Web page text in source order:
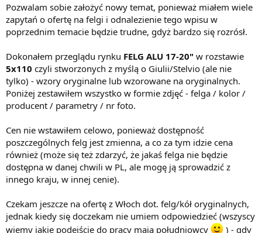
Pozwalam sobie założyć nowy temat, ponieważ miałem wiele
zapytań o ofertę na felgi i odnalezienie tego wpisu w
poprzednim temacie będzie trudne, gdyż bardzo się rozrósł.
Dokonałem przeglądu rynku FELG ALU 17-20" w rozstawie
5x110 czyli stworzonych z myślą o Giulii/Stelvio (ale nie
tylko) - wzory oryginalne lub wzorowane na oryginalnych.
Poniżej zestawiłem wszystko w formie zdjęć - felga / kolor /
producent / parametry / nr foto.
Cen nie wstawiłem celowo, ponieważ dostępność
poszczególnych felg jest zmienna, a co za tym idzie cena
również (może się też zdarzyć, że jakaś felga nie będzie
dostępna w danej chwili w PL, ale mogę ją sprowadzić z
innego kraju, w innej cenie).
Czekam jeszcze na ofertę z Włoch dot. felg/kół oryginalnych,
jednak kiedy się doczekam nie umiem odpowiedzieć (wszyscy
wiemy jakie podejście do pracy mają południowcy
) - gdy